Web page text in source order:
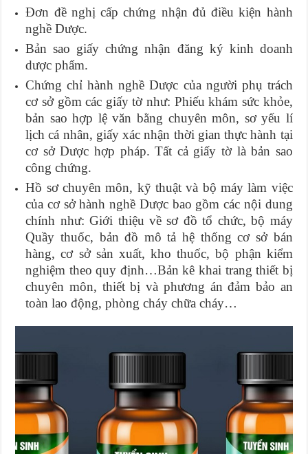
Đơn đề nghị cấp chứng nhận đủ điều kiện hành
nghề Dược.
Bản sao giấy chứng nhận đăng ký kinh doanh
dược phẩm.
Chứng chỉ hành nghề Dược của người phụ trách
cơ sở gồm các giấy tờ như: Phiếu khám sức khỏe,
bản sao hợp lệ văn bằng chuyên môn, sơ yếu lí
lịch cá nhân, giấy xác nhận thời gian thực hành tại
cơ sở Dược hợp pháp. Tất cả giấy tờ là bản sao
công chứng.
Hồ sơ chuyên môn, kỹ thuật và bộ máy làm việc
của cơ sở hành nghề Dược bao gồm các nội dung
chính như: Giới thiệu về sơ đồ tổ chức, bộ máy
Quầy thuốc, bản đồ mô tả hệ thống cơ sở bán
hàng, cơ sở sản xuất, kho thuốc, bộ phận kiểm
nghiệm theo quy định…Bản kê khai trang thiết bị
chuyên môn, thiết bị và phương án đảm bảo an
toàn lao động, phòng cháy chữa cháy…